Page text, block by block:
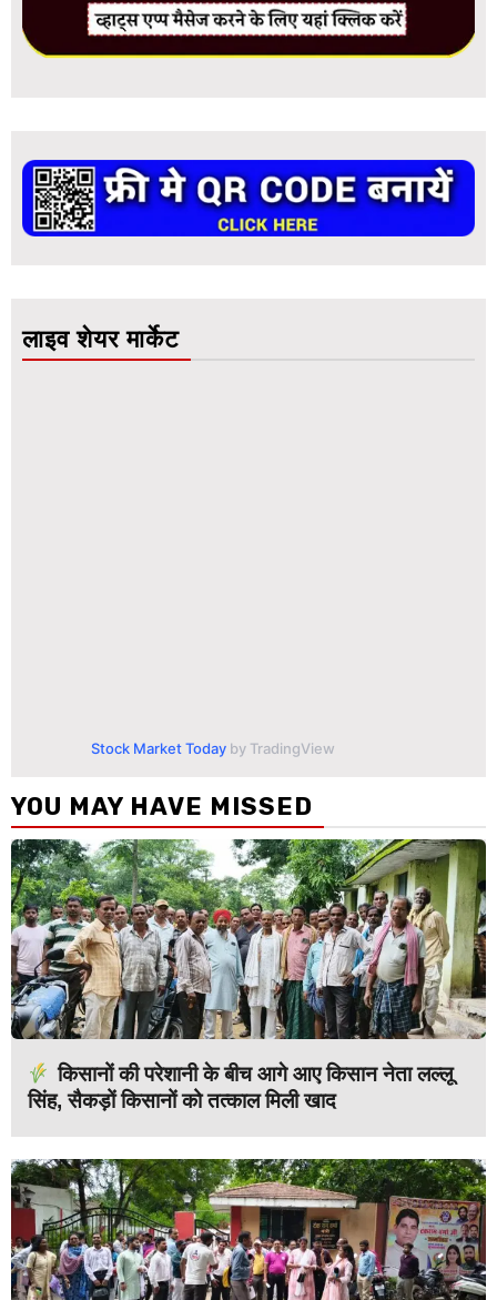
लाइव शेयर मार्केट
Stock Market Today by TradingView
YOU MAY HAVE MISSED
किसानों की परेशानी के बीच आगे आए किसान नेता लल्लू
सिंह, सैकड़ों किसानों को तत्काल मिली खाद